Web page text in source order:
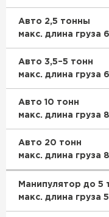
Авто 2,5 тонны
макс. длина груза
Авто 3,5–5 тонн
макс. длина груза
Авто 10 тонн
макс. длина груза
Авто 20 тонн
макс. длина груза
Манипулятор до 5
макс. длина груза